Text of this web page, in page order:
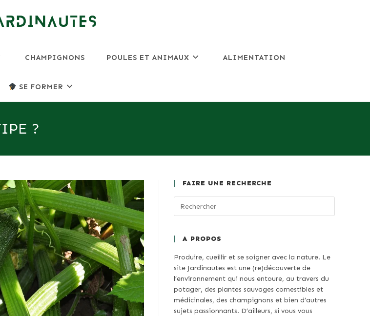
CHAMPIGNONS POULES ET ANIMAUX ALIMENTATION
SE FORMER
?
FAIRE UNE RECHERCHE
A PROPOS
Produire, cueillir et se soigner avec la nature. Le
site Jardinautes est une (re)découverte de
l’environnement qui nous entoure, au travers du
potager, des plantes sauvages comestibles et
médicinales, des champignons et bien d’autres
sujets passionnants. D’ailleurs, si vous vous